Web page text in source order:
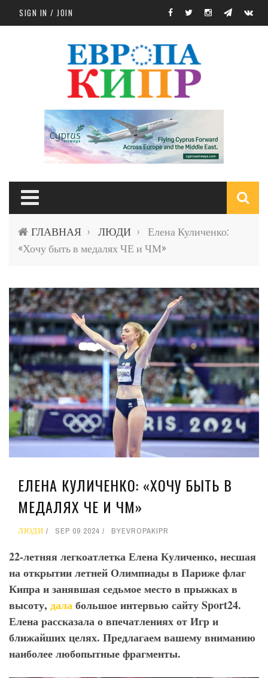
Skip to main content
SIGN IN / JOIN
ГЛАВНАЯ › ЛЮДИ ›
Елена Куличенко:
«Хочу быть в медалях ЧЕ и ЧМ»
ЕЛЕНА КУЛИЧЕНКО: «ХОЧУ БЫТЬ В
МЕДАЛЯХ ЧЕ И ЧМ»
ЛЮДИ SEP 09 2024 BYEVROPAKIPR
22-летняя легкоатлетка Елена Куличенко, несшая
на открытии летней Олимпиады в Париже флаг
Кипра и занявшая седьмое место в прыжках в
высоту, далабольшое интервью сайту Sport24.
Елена рассказала о впечатлениях от Игр и
ближайших целях. Предлагаем вашему вниманию
наиболее любопытные фрагменты.